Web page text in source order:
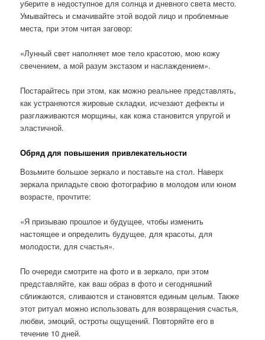
уберите в недоступное для солнца и дневного света место.
Умывайтесь и смачивайте этой водой лицо и проблемные
места, при этом читая заговор:
«Лунный свет наполняет мое тело красотою, мою кожу
свечением, а мой разум экстазом и наслаждением».
Постарайтесь при этом, как можно реальнее представлять,
как устраняются жировые складки, исчезают дефекты и
разглаживаются морщины, как кожа становится упругой и
эластичной.
Обряд для повышения привлекательности
Возьмите большое зеркало и поставьте на стол. Наверх
зеркала приладьте свою фотографию в молодом или юном
возрасте, прочтите:
«Я призываю прошлое и будущее, чтобы изменить
настоящее и определить будущее, для красоты, для
молодости, для счастья».
По очереди смотрите на фото и в зеркало, при этом
представляйте, как ваш образ в фото и сегодняшний
сближаются, сливаются и становятся единым целым. Также
этот ритуал можно использовать для возвращения счастья,
любви, эмоций, остроты ощущений. Повторяйте его в
течение 10 дней.